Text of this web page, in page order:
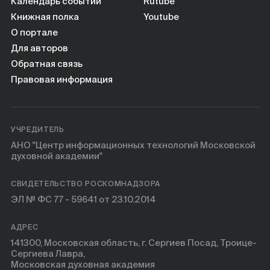
Книжная полка
О портале
Для авторов
Обратная связь
Правовая информация
Youtube
УЧРЕДИТЕЛЬ
АНО "Центр информационных технологий Московской
духовной академии"
СВИДЕТЕЛЬСТВО РОСКОМНАДЗОРА
ЭЛ № ФС 77 - 59641 от 23.10.2014
АДРЕС
141300, Московская область, г. Сергиев Посад, Троице-
Сергиева Лавра,
Московская духовная академия